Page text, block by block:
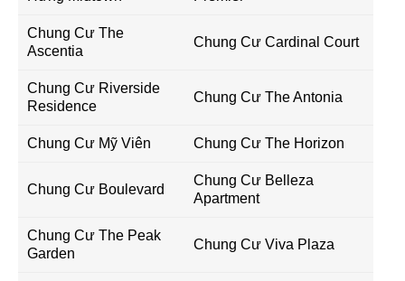
Chung Cư The
Ascentia
Chung Cư Cardinal Court
Chung Cư Riverside
Residence
Chung Cư The Antonia
Chung Cư Mỹ Viên Chung Cư The Horizon
Chung Cư Boulevard
Chung Cư Belleza
Apartment
Chung Cư The Peak
Garden
Chung Cư Viva Plaza